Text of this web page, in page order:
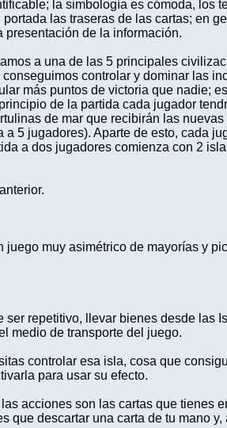
la simbología es cómoda, los
las traseras de las cartas; en
de la información.
a una de las 5 principales
controlar y dominar las
más puntos de victoria que nadie;
de la partida cada jugador
de mar que recibirán las
5 jugadores). Aparte de esto, cada
a dos jugadores comienza con 2
muy asimétrico de mayorías y
repetitivo, llevar bienes desde las
medio de transporte del juego.
controlar esa isla, cosa que
para usar su efecto.
acciones son las cartas que tienes
que descartar una carta de tu mano